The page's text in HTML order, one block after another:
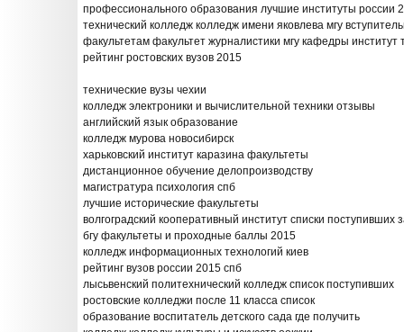
профессионального образования лучшие институты россии
технический колледж колледж имени яковлева мгу
факультетам факультет журналистики мгу кафедры институт
рейтинг ростовских вузов 2015
технические вузы чехии
колледж электроники и вычислительной техники отзывы
английский язык образование
колледж мурова новосибирск
харьковский институт каразина факультеты
дистанционное обучение делопроизводству
магистратура психология спб
лучшие исторические факультеты
волгоградский кооперативный институт списки поступивших
бгу факультеты и проходные баллы 2015
колледж информационных технологий киев
рейтинг вузов россии 2015 спб
лысьвенский политехнический колледж список поступивших
ростовские колледжи после 11 класса список
образование воспитатель детского сада где получить